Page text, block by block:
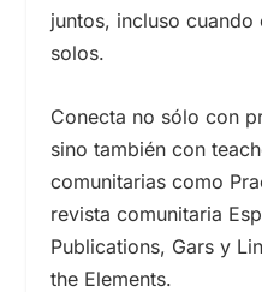
juntos, incluso cuando
solos.
Conecta no sólo con
sino también con
comunitarias como
revista comunitaria
Publications, Gars y
the Elements.